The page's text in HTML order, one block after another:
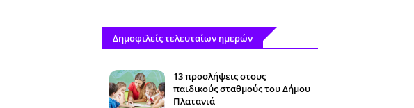
Δημοφιλείς τελευταίων ημερών
13 προσλήψεις στους
παιδικούς σταθμούς του Δήμου
Πλατανιά